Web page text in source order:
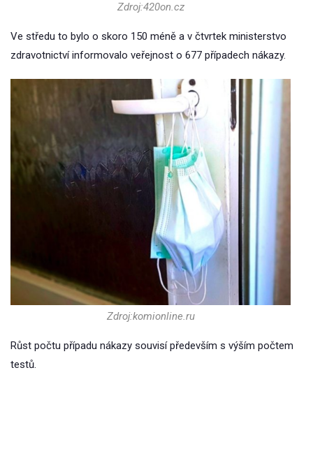
Zdroj:420on.cz
Ve středu to bylo o skoro 150 méně a v čtvrtek ministerstvo
zdravotnictví informovalo veřejnost o 677 případech nákazy.
Zdroj:komionline.ru
Růst počtu případu nákazy souvisí především s výším počtem
testů.